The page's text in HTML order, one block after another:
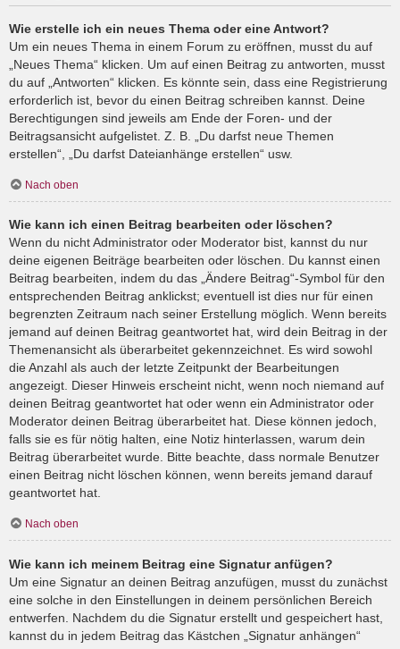
Wie erstelle ich ein neues Thema oder eine Antwort?
Um ein neues Thema in einem Forum zu eröffnen, musst du auf
„Neues Thema“ klicken. Um auf einen Beitrag zu antworten, musst
du auf „Antworten“ klicken. Es könnte sein, dass eine Registrierung
erforderlich ist, bevor du einen Beitrag schreiben kannst. Deine
Berechtigungen sind jeweils am Ende der Foren- und der
Beitragsansicht aufgelistet. Z. B. „Du darfst neue Themen
erstellen“, „Du darfst Dateianhänge erstellen“ usw.
Nach oben
Wie kann ich einen Beitrag bearbeiten oder löschen?
Wenn du nicht Administrator oder Moderator bist, kannst du nur
deine eigenen Beiträge bearbeiten oder löschen. Du kannst einen
Beitrag bearbeiten, indem du das „Ändere Beitrag“-Symbol für den
entsprechenden Beitrag anklickst; eventuell ist dies nur für einen
begrenzten Zeitraum nach seiner Erstellung möglich. Wenn bereits
jemand auf deinen Beitrag geantwortet hat, wird dein Beitrag in der
Themenansicht als überarbeitet gekennzeichnet. Es wird sowohl
die Anzahl als auch der letzte Zeitpunkt der Bearbeitungen
angezeigt. Dieser Hinweis erscheint nicht, wenn noch niemand auf
deinen Beitrag geantwortet hat oder wenn ein Administrator oder
Moderator deinen Beitrag überarbeitet hat. Diese können jedoch,
falls sie es für nötig halten, eine Notiz hinterlassen, warum dein
Beitrag überarbeitet wurde. Bitte beachte, dass normale Benutzer
einen Beitrag nicht löschen können, wenn bereits jemand darauf
geantwortet hat.
Nach oben
Wie kann ich meinem Beitrag eine Signatur anfügen?
Um eine Signatur an deinen Beitrag anzufügen, musst du zunächst
eine solche in den Einstellungen in deinem persönlichen Bereich
entwerfen. Nachdem du die Signatur erstellt und gespeichert hast,
kannst du in jedem Beitrag das Kästchen „Signatur anhängen“